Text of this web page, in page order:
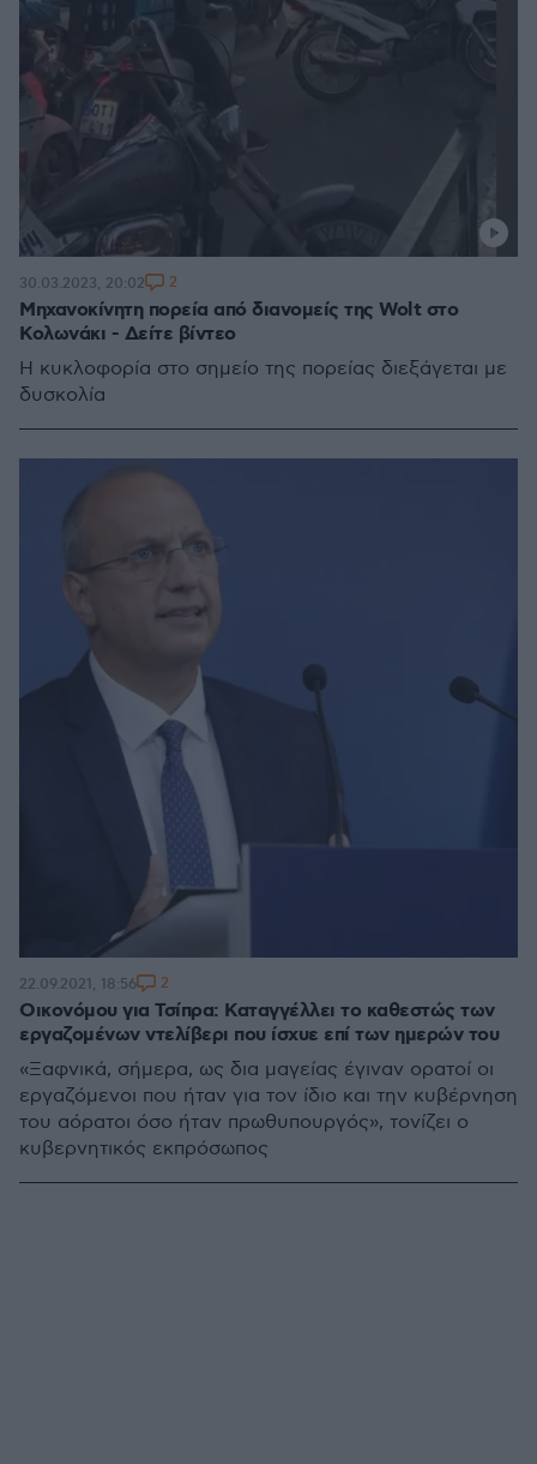
Μηχανοκίνητη πορεία από διανομείς της Wolt στο
Κολωνάκι - Δείτε βίντεο
Η κυκλοφορία στο σημείο της πορείας διεξάγεται με
δυσκολία
30.03.2023, 20:02 2
Οικονόμου για Τσίπρα: Καταγγέλλει το καθεστώς των
εργαζομένων ντελίβερι που ίσχυε επί των ημερών του
«Ξαφνικά, σήμερα, ως δια μαγείας έγιναν ορατοί οι
εργαζόμενοι που ήταν για τον ίδιο και την κυβέρνηση
του αόρατοι όσο ήταν πρωθυπουργός», τονίζει ο
κυβερνητικός εκπρόσωπος
22.09.2021, 18:56 2